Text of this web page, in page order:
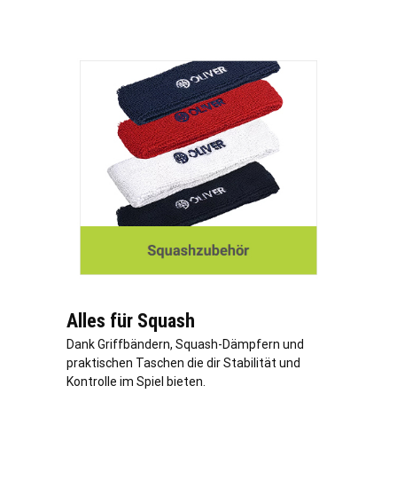
Alles für Squash
Dank Griffbändern, Squash-Dämpfern und
praktischen Taschen die dir Stabilität und
Kontrolle im Spiel bieten.